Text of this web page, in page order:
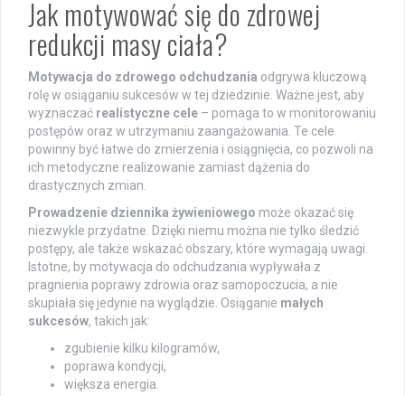
Jak motywować się do zdrowej
redukcji masy ciała?
Motywacja do zdrowego odchudzania odgrywa kluczową
rolę w osiąganiu sukcesów w tej dziedzinie. Ważne jest, aby
wyznaczać realistyczne cele – pomaga to w monitorowaniu
postępów oraz w utrzymaniu zaangażowania. Te cele
powinny być łatwe do zmierzenia i osiągnięcia, co pozwoli na
ich metodyczne realizowanie zamiast dążenia do
drastycznych zmian.
Prowadzenie dziennika żywieniowego może okazać się
niezwykle przydatne. Dzięki niemu można nie tylko śledzić
postępy, ale także wskazać obszary, które wymagają uwagi.
Istotne, by motywacja do odchudzania wypływała z
pragnienia poprawy zdrowia oraz samopoczucia, a nie
skupiała się jedynie na wyglądzie. Osiąganie małych
sukcesów, takich jak:
zgubienie kilku kilogramów,
poprawa kondycji,
większa energia.